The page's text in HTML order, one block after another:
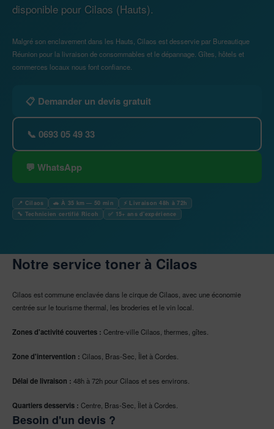
disponible pour Cilaos (Hauts).
Malgré son enclavement dans les Hauts, Cilaos est desservie par Bureautique
Réunion pour la livraison de consommables et le dépannage. Gîtes, hôtels et
commerces locaux nous font confiance.
📋 Demander un devis gratuit
📞 0693 05 49 33
💬 WhatsApp
📍 Cilaos 🚗 À 35 km — 50 min
⚡ Livraison 48h à 72h
🔧 Technicien certifié Ricoh
✅ 15+ ans d'expérience
Notre service toner à Cilaos
Cilaos est commune enclavée dans le cirque de Cilaos, avec une économie
centrée sur le tourisme thermal, les broderies et le vin local.
Zones d'activité couvertes : Centre-ville Cilaos, thermes, gîtes.
Zone d'intervention : Cilaos, Bras-Sec, Îlet à Cordes.
Délai de livraison : 48h à 72h pour Cilaos et ses environs.
Quartiers desservis : Centre, Bras-Sec, Îlet à Cordes.
Besoin d'un devis ?